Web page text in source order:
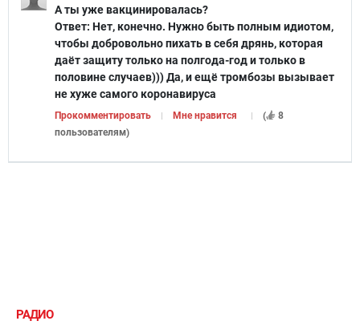
А ты уже вакцинировалась?
Ответ: Нет, конечно. Нужно быть полным идиотом,
чтобы добровольно пихать в себя дрянь, которая
даёт защиту только на полгода-год и только в
половине случаев))) Да, и ещё тромбозы вызывает
не хуже самого коронавируса
Прокомментировать Мне нравится (
8
пользователям)
РАДИО